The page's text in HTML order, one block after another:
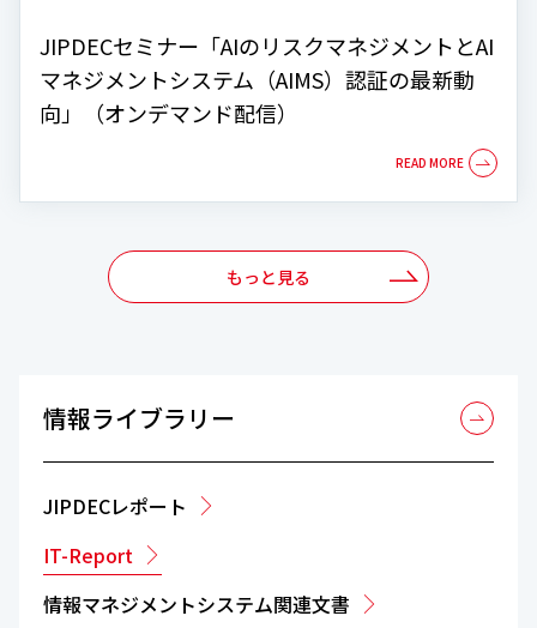
JIPDECセミナー「AIのリスクマネジメントとAI
マネジメントシステム（AIMS）認証の最新動
向」（オンデマンド配信）
もっと見る
情報ライブラリー
JIPDECレポート
IT-Report
情報マネジメントシステム関連文書